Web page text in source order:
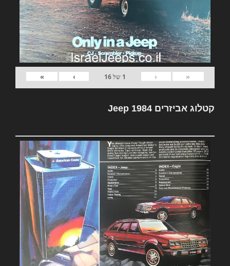
«
‹
1 של16
›
»
קטלוג אביזרים Jeep 1984